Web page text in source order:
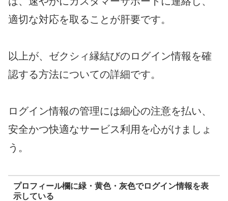
適切な対応を取ることが肝要です。
以上が、ゼクシィ縁結びのログイン情報を確
認する方法についての詳細です。
ログイン情報の管理には細心の注意を払い、
安全かつ快適なサービス利用を心がけましょ
う。
プロフィール欄に緑・黄色・灰色でログイン情報を表
示している